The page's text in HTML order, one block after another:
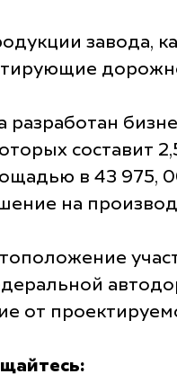
завода,
составит
в 43 975,
на
от